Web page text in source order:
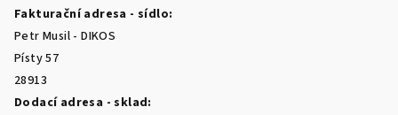
Fakturační adresa - sídlo:
Petr Musil - DIKOS
Písty 57
28913
Dodací adresa - sklad: